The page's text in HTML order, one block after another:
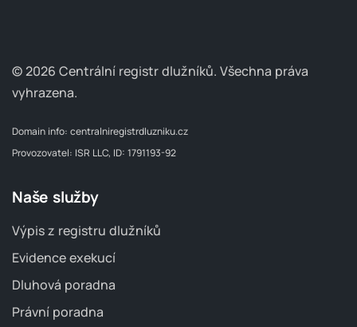
© 2026 Centrální registr dlužníků. Všechna práva
vyhrazena.
Domain info: centralniregistrdluzniku.cz
Provozovatel: ISR LLC, ID: 1791193-92
Naše služby
Výpis z registru dlužníků
Evidence exekucí
Dluhová poradna
Právní poradna